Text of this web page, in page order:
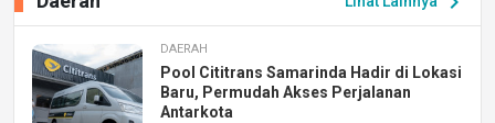
DAERAH
Pool Cititrans Samarinda Hadir di Lokasi
Baru, Permudah Akses Perjalanan
Antarkota